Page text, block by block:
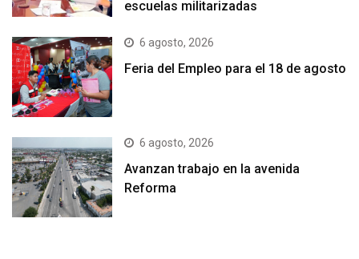
escuelas militarizadas
6 agosto, 2026
Feria del Empleo para el 18 de agosto
6 agosto, 2026
Avanzan trabajo en la avenida
Reforma